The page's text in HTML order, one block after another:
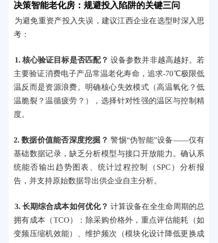
决策智能老化房：规避投入陷阱的关键三问
为避免重资产投入失误，建议江西企业在选型时深入思
考：
1. 核心验证目标是否匹配？ 设备参数并非越高越好。若
主要验证消费电子产品常温老化寿命，追求-70℃极限低
温反而是资源浪费。明确核心失效模式（高温氧化？低
温脆裂？温循疲劳？），选择针对性强的温区与控制精
度。
2. 数据价值能否深度挖掘？ 警惕“伪智能”设备——仅有
基础数据记录，缺乏分析模型与接口开放能力。确认系
统能否输出趋势图表、统计过程控制（SPC）分析报
告，并支持原始数据导出供企业自主分析。
3. 长期综合成本如何优化？ 计算设备在全生命周期的总
拥有成本（TCO）：除采购价格外，重点评估能耗（如
变频压缩机效能）、维护频次（模块化设计降低更换成